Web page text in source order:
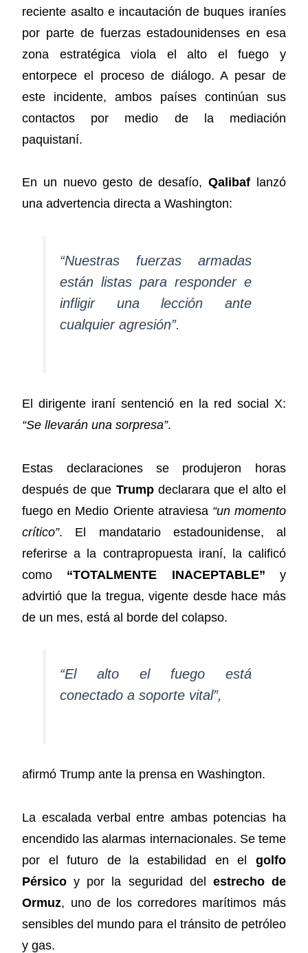
reciente asalto e incautación de buques iraníes
por parte de fuerzas estadounidenses en esa
zona estratégica viola el alto el fuego y
entorpece el proceso de diálogo. A pesar de
este incidente, ambos países continúan sus
contactos por medio de la mediación
paquistaní.
En un nuevo gesto de desafío, Qalibaflanzó
una advertencia directa a Washington:
“Nuestras fuerzas armadas
están listas para responder e
infligir una lección ante
cualquier agresión”.
El dirigente iraní sentenció en la red social X:
“Se llevarán una sorpresa”.
Estas declaraciones se produjeron horas
después de que Trumpdeclarara que el alto el
fuego en Medio Oriente atraviesa “un momento
crítico”. El mandatario estadounidense, al
referirse a la contrapropuesta iraní, la calificó
como “TOTALMENTE INACEPTABLE” y
advirtió que la tregua, vigente desde hace más
de un mes, está al borde del colapso.
“El alto el fuego está
conectado a soporte vital”,
afirmó Trump ante la prensa en Washington.
La escalada verbal entre ambas potencias ha
encendido las alarmas internacionales. Se teme
por el futuro de la estabilidad en el golfo
Pérsico y por la seguridad del estrecho de
Ormuz, uno de los corredores marítimos más
sensibles del mundo para el tránsito de petróleo
y gas.